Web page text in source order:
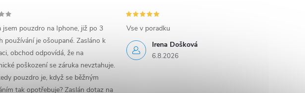
jsem pouzdro na Iphone, již po 3
používání je ošoupané. Zasláno k
obchod odpovídá, že na
poškození se záruka nevztahuje.
pouzdro je, když se běžným
tak opotřebuje? Zaslán dotaz na
Irena Došková
6.8.2026
Vse v poradku